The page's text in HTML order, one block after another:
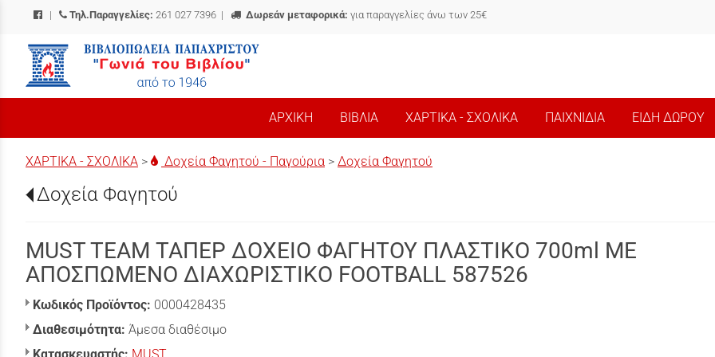
| Τηλ.Παραγγελίες: 261 027 7396 | Δωρεάν μεταφορικά: για παραγγελίες άνω των 25€
/
ΑΡΧΙΚΗ ΒΙΒΛΙΑ ΧΑΡΤΙΚΑ - ΣΧΟΛΙΚΑ ΠΑΙΧΝΙΔΙΑ ΕΙΔΗ ΔΩΡΟΥ
ΧΑΡΤΙΚΑ - ΣΧΟΛΙΚΑ > Δοχεία Φαγητού - Παγούρια > Δοχεία Φαγητού
Δοχεία Φαγητού
MUST TEAM ΤΑΠΕΡ ΔΟΧΕΙΟ ΦΑΓΗΤΟΥ ΠΛΑΣΤΙΚΟ 700ml ΜΕ
ΑΠΟΣΠΩΜΕΝΟ ΔΙΑΧΩΡΙΣΤΙΚΟ FOOTBALL 587526
Κωδικός Προϊόντος: 0000428435
Διαθεσιμότητα: Άμεσα διαθέσιμο